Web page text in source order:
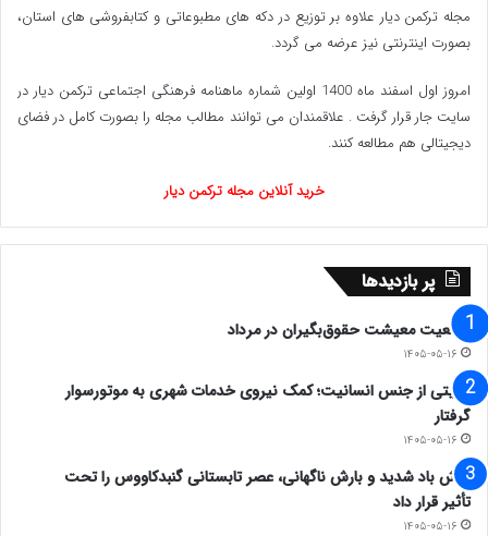
مجله ترکمن دیار علاوه بر توزیع در دکه های مطبوعاتی و کتابفروشی های استان،
بصورت اینترنتی نیز عرضه می گردد.‌
امروز اول اسفند ماه 1400 اولین شماره ماهنامه فرهنگی اجتماعی ترکمن دیار در
سایت جار قرار گرفت . علاقمندان می توانند مطالب مجله را بصورت کامل در فضای
دیجیتالی هم مطالعه کنند.
خرید آنلاین مجله ترکمن دیار
پر بازدیدها
وضعیت معیشت حقوق‌بگیران در مرداد
۱۴۰۵-۰۵-۱۶
روایتی از جنس انسانیت؛ کمک نیروی خدمات شهری به موتورسوار
گرفتار
۱۴۰۵-۰۵-۱۶
وزش باد شدید و بارش ناگهانی، عصر تابستانی گنبدکاووس را تحت
تأثیر قرار داد
۱۴۰۵-۰۵-۱۶